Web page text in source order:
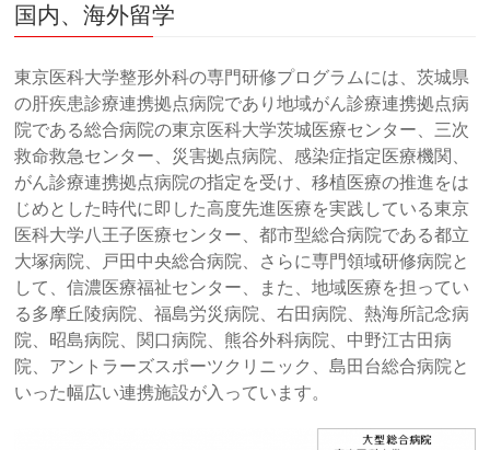
国内、海外留学
東京医科大学整形外科の専門研修プログラムには、茨城県
の肝疾患診療連携拠点病院であり地域がん診療連携拠点病
院である総合病院の東京医科大学茨城医療センター、三次
救命救急センター、災害拠点病院、感染症指定医療機関、
がん診療連携拠点病院の指定を受け、移植医療の推進をは
じめとした時代に即した高度先進医療を実践している東京
医科大学八王子医療センター、都市型総合病院である都立
大塚病院、戸田中央総合病院、さらに専門領域研修病院と
して、信濃医療福祉センター、また、地域医療を担ってい
る多摩丘陵病院、福島労災病院、右田病院、熱海所記念病
院、昭島病院、関口病院、熊谷外科病院、中野江古田病
院、アントラーズスポーツクリニック、島田台総合病院と
いった幅広い連携施設が入っています。